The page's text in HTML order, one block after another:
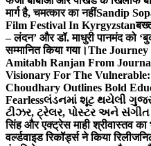
मार्ग है, चमत्कार का नहींSandip
Film Festival In Kyrgyzstan
– लंदन’ और डॉ. माधुरी पानमंद को
सम्मानित किया गया।The
Amitabh Ranjan From
Visionary For The
Choudhary Outlines Bold
Fearlessલંડનમાં શૂટ થયેલી
ટીઝર, ટ્રેલર, પોસ્ટર અને સંગીત
सिंह और एक्ट्रेस माही श्रीवास्तव का
वर्ल्डवाइड रिकॉर्ड्स ने किया रिलीज